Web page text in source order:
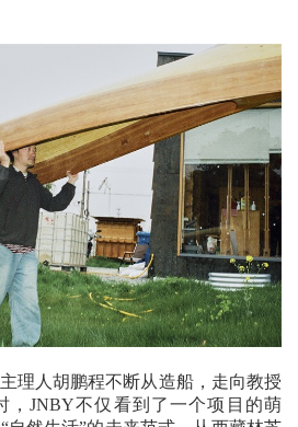
理人胡鹏程不断从造船，走向教授
，JNBY不仅看到了一个项目的萌